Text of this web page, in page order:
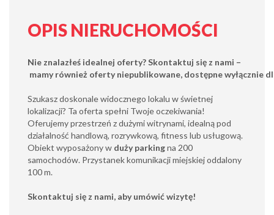
OPIS NIERUCHOMOŚCI
Nie znalazłeś idealnej oferty?Skontaktuj się z nami –
mamy również ofertyniepublikowane, dostępnewyłącznie
Szukasz doskonale widocznego lokalu w świetnej
lokalizacji? Ta oferta spełni Twoje oczekiwania!
Oferujemy przestrzeń z dużymi witrynami, idealną pod
działalność handlową, rozrywkową, fitness lub usługową.
Obiekt wyposażony w duży parkingna 200
samochodów. Przystanek komunikacji miejskiej oddalony
100 m.
Skontaktuj się z nami, aby umówić wizytę!